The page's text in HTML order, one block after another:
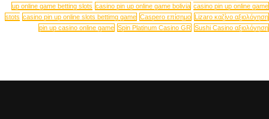
up online game betting slots casino pin up online game bolivia casino pin up online game
stots casino pin up online slots bettimg game Caspero επίσημο Lizaro καζίνο αξιολόγηση
pin up casino online game Spin Platinum Casino GR Sushi Casino αξιολόγηση